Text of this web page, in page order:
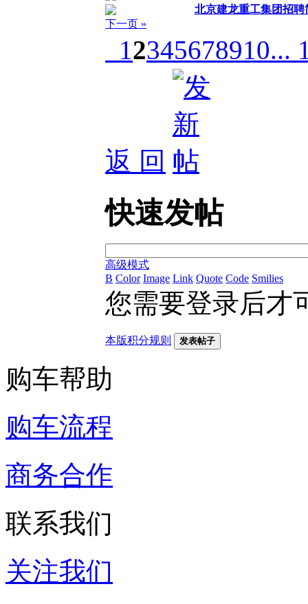
北京建龙重工集团招聘
下一页 »
1 2345678910...
返 回
快速发帖
高级模式
B Color Image Link Quote Code Smilies
您需要登录后才
本版积分规则 发表帖子
购车帮助
购车流程
商务合作
联系我们
关注我们